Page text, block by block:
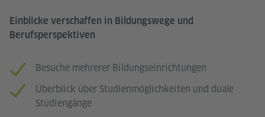
Einblicke verschaffen in Bildungswege und
Berufsperspektiven
Besuche mehrerer Bildungseinrichtungen
Überblick über Studienmöglichkeiten und duale
Studiengänge